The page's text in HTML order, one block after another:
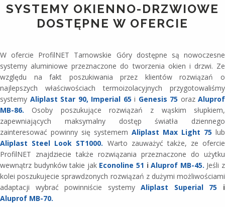
SYSTEMY OKIENNO-DRZWIOWE
DOSTĘPNE W OFERCIE
W ofercie ProfilNET Tarnowskie Góry dostępne są nowoczesne
systemy aluminiowe przeznaczone do tworzenia okien i drzwi. Ze
względu na fakt poszukiwania przez klientów rozwiązań o
najlepszych właściwościach termoizolacyjnych przygotowaliśmy
systemy Aliplast Star 90, Imperial 65 i Genesis 75 oraz Aluprof
MB-86. Osoby poszukujące rozwiązań z wąskim słupkiem,
zapewniających maksymalny dostęp światła dziennego
zainteresować powinny się systemem Aliplast Max Light 75 lub
Aliplast Steel Look ST1000. Warto zauważyć także, ze ofercie
ProfilNET znajdziecie także rozwiązania przeznaczone do użytku
wewnątrz budynków takie jak Econoline 51 iAluprof MB-45. Jeśli z
kolei poszukujecie sprawdzonych rozwiązań z dużymi możliwościami
adaptacji wybrać powinniście systemyAliplast Superial 75 i
Aluprof MB-70.